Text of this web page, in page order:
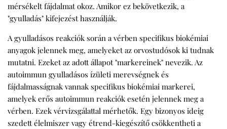
mérsékelt fájdalmat okoz. Amikor ez bekövetkezik, a
"gyulladás" kifejezést használják.
A gyulladásos reakciók során a vérben specifikus biokémiai
anyagok jelennek meg, amelyeket az orvostudósok ki tudnak
mutatni. Ezeket az adott állapot "markereinek" nevezik. Az
autoimmun gyulladásos ízületi merevségnek és
fájdalmasságnak vannak specifikus biokémiai markerei,
amelyek erős autoimmun reakciók esetén jelennek meg a
vérben. Ezek vérvizsgálattal mérhetők. Egy bizonyos ideig
szedett élelmiszer vagy étrend-kiegészítő csökkentheti a